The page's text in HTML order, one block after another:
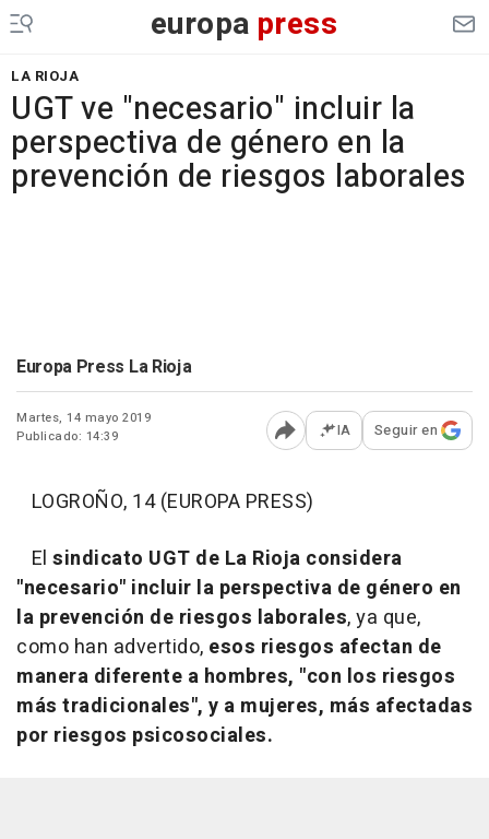
europa press
LA RIOJA
UGT ve "necesario" incluir la
perspectiva de género en la
prevención de riesgos laborales
Europa Press La Rioja
Martes, 14 mayo 2019
Publicado: 14:39
Abrir opciones para
IA Seguir en
LOGROÑO, 14 (EUROPA PRESS)
El sindicato UGT de La Rioja considera
"necesario" incluir la perspectiva de género en
la prevención de riesgos laborales, ya que,
como han advertido, esos riesgos afectan de
manera diferente a hombres, "con los riesgos
más tradicionales", y a mujeres, más afectadas
por riesgos psicosociales.